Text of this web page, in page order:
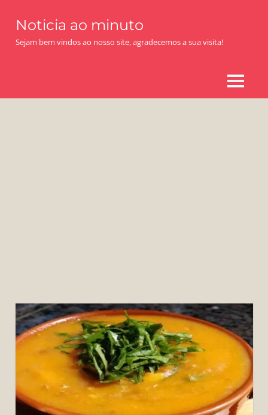
content
Noticia ao minuto
Sejam bem vindos ao nosso site, agradecemos a sua visita!
MENU